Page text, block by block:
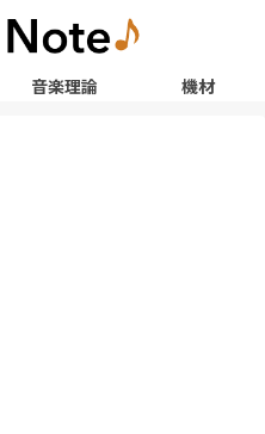
音楽理論 機材